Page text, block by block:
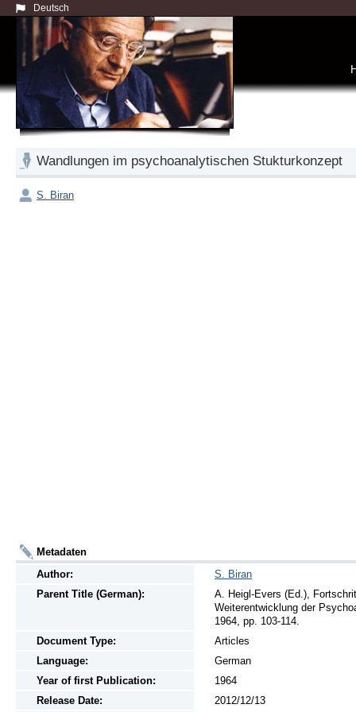
Deutsch
Wandlungen im psychoanalytischen Stukturkonzept
S. Biran
Metadaten
Author:
S. Biran
Parent Title (German):
A. Heigl-Evers (Ed.),
Weiterentwicklung der
1964, pp. 103-114.
Document Type:
Articles
Language:
German
Year of first Publication:
1964
Release Date:
2012/12/13